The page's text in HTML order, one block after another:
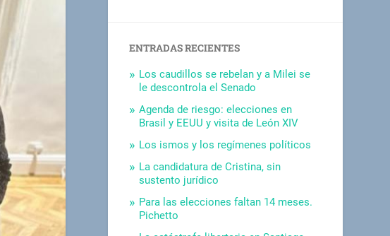
ENTRADAS RECIENTES
Los caudillos se rebelan y a Milei se
le descontrola el Senado
Agenda de riesgo: elecciones en
Brasil y EEUU y visita de León XIV
Los ismos y los regímenes políticos
La candidatura de Cristina, sin
sustento jurídico
Para las elecciones faltan 14 meses.
Pichetto